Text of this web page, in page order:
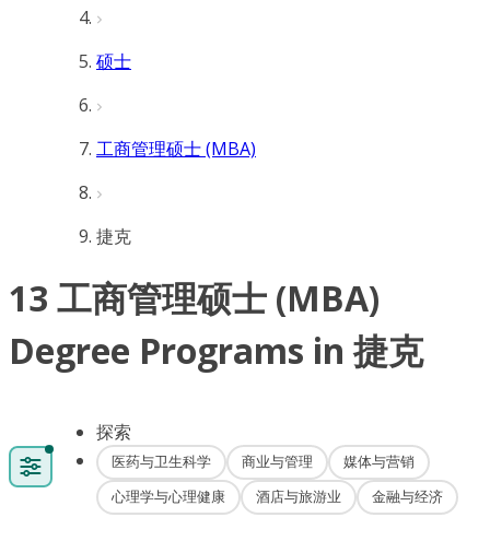
硕士
工商管理硕士 (MBA)
捷克
13 工商管理硕士 (MBA)
Degree Programs in 捷克
探索
医药与卫生科学 商业与管理
媒体与营销
心理学与心理健康
酒店与旅游业 金融与经济